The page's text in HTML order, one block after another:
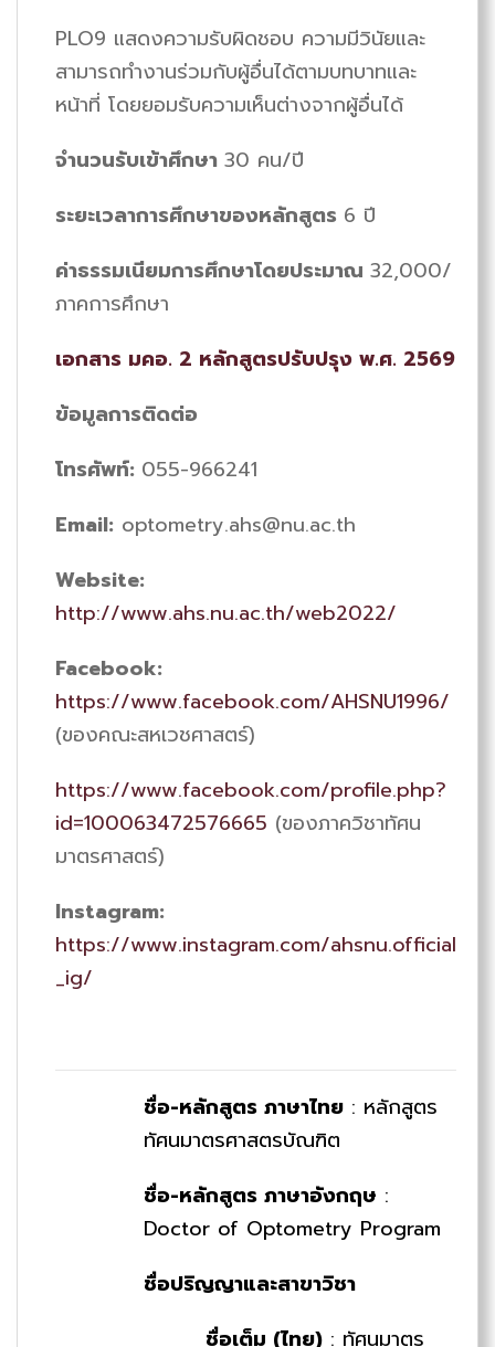
PLO9 แสดงความรับผิดชอบ ความมีวินัยและ
สามารถทำงานร่วมกับผู้อื่นได้ตามบทบาทและ
หน้าที่ โดยยอมรับความเห็นต่างจากผู้อื่นได้
จำนวนรับเข้าศึกษา 30 คน/ปี
ระยะเวลาการศึกษาของหลักสูตร 6 ปี
ค่าธรรมเนียมการศึกษาโดยประมาณ 32,000/
ภาคการศึกษา
เอกสาร มคอ. 2 หลักสูตรปรับปรุง พ.ศ. 2569
ข้อมูลการติดต่อ
โทรศัพท์: 055-966241
Email: optometry.ahs@nu.ac.th
Website:
http://www.ahs.nu.ac.th/web2022/
Facebook:
https://www.facebook.com/AHSNU1996/
(ของคณะสหเวชศาสตร์)
https://www.facebook.com/profile.php?
id=100063472576665 (ของภาควิชาทัศน
มาตรศาสตร์)
Instagram:
https://www.instagram.com/ahsnu.official
_ig/
ชื่อ-หลักสูตร ภาษาไทย : หลักสูตร
ทัศนมาตรศาสตรบัณฑิต
ชื่อ-หลักสูตร ภาษาอังกฤษ :
Doctor of Optometry Program
ชื่อปริญญาและสาขาวิชา
ชื่อเต็ม (ไทย) : ทัศนมาตร